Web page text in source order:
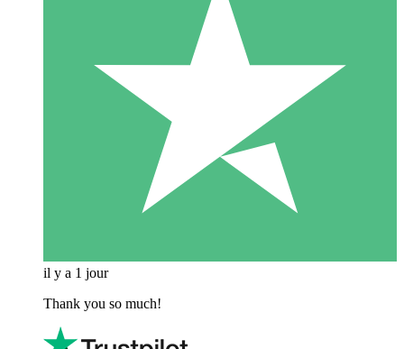
il y a 1 jour
Thank you so much!